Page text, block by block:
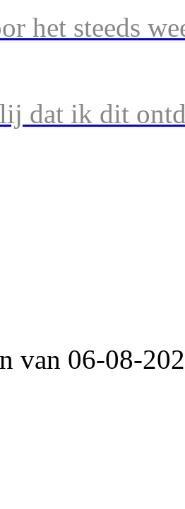
het steeds
dat ik dit
van 06-08-